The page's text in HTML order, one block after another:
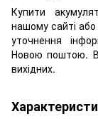
Купити
нашому сайті
уточнення
Новою поштою.
вихідних.